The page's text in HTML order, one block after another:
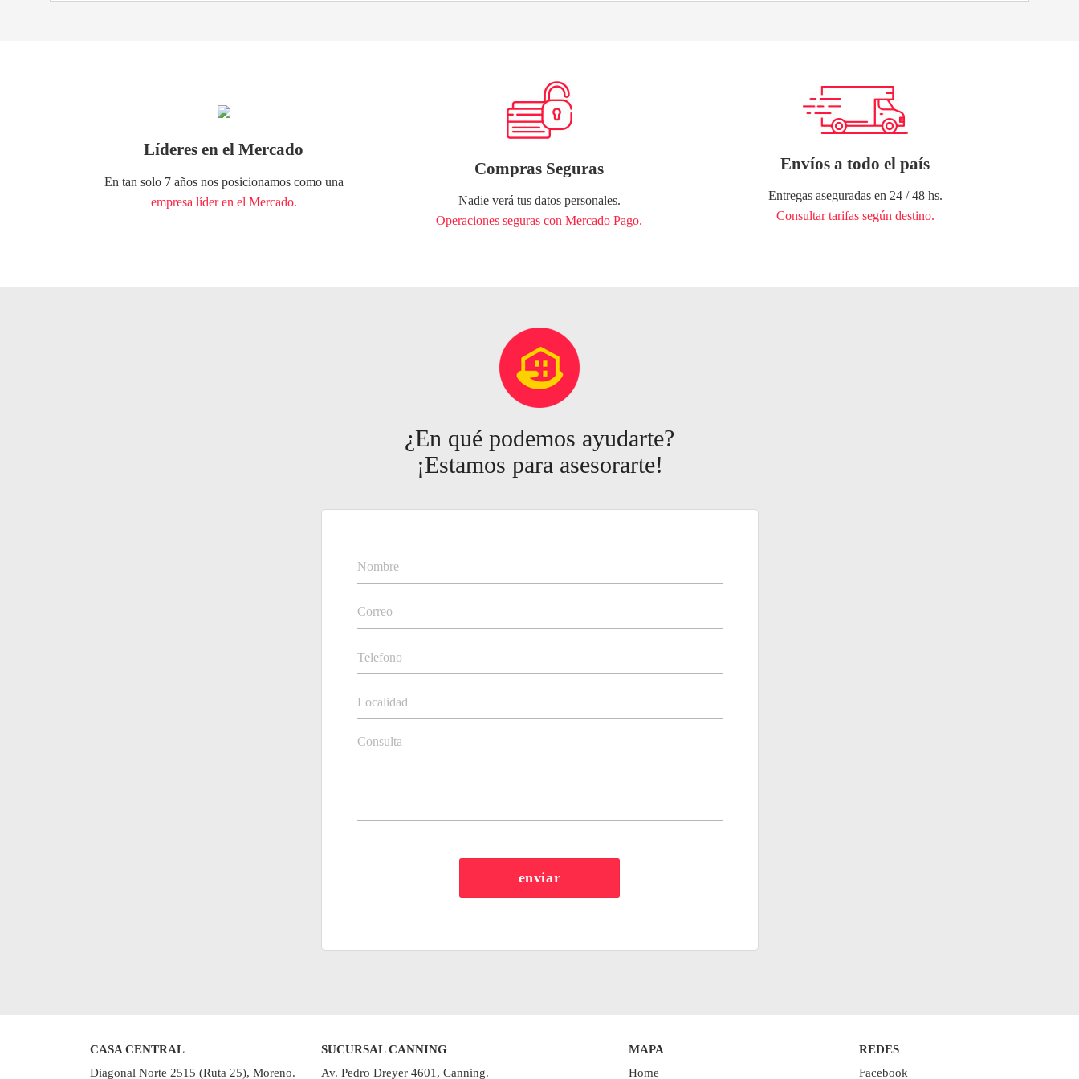
Líderes en el Mercado
En tan solo 7 años nos posicionamos como una
empresa líder en el Mercado.
Compras Seguras
Nadie verá tus datos personales.
Operaciones seguras con Mercado Pago.
Envíos a todo el país
Entregas aseguradas en 24 / 48 hs.
Consultar tarifas según destino.
¿En qué podemos ayudarte?
¡Estamos para asesorarte!
CASA CENTRAL
Diagonal Norte 2515 (Ruta 25), Moreno.
SUCURSAL CANNING
Av. Pedro Dreyer 4601, Canning.
MAPA
Home
REDES
Facebook